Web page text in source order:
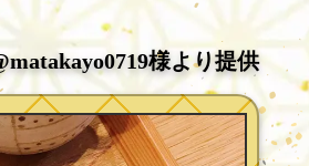
様より提供